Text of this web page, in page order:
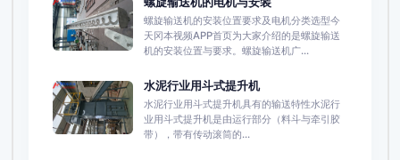
螺旋输送机的安装位置要求及电机分类选型今
天冈本视频APP首页为大家介绍的是螺旋输送
机的安装位置与要求。螺旋输送机广...
水泥行业用斗式提升机
水泥行业用斗式提升机具有的输送特性水泥行
业用斗式提升机是由运行部分（料斗与牵引胶
带），带有传动滚筒的...